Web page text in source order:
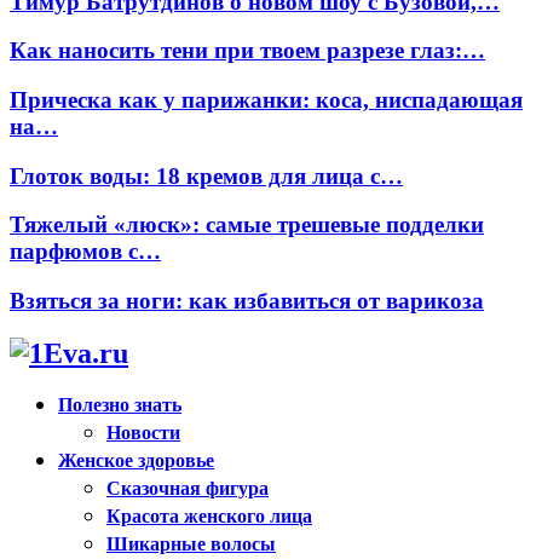
Как наносить тени при твоем разрезе глаз:…
Прическа как у парижанки: коса, ниспадающая
на…
Глоток воды: 18 кремов для лица с…
Тяжелый «люск»: самые трешевые подделки
парфюмов с…
Взяться за ноги: как избавиться от варикоза
Полезно знать
Новости
Женское здоровье
Сказочная фигура
Красота женского лица
Шикарные волосы